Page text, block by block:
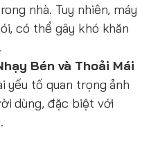
nhà. Tuy nhiên, máy
có thể gây khó khăn
Bén và Thoải Mái
yếu tố quan trọng ảnh
dùng, đặc biệt với